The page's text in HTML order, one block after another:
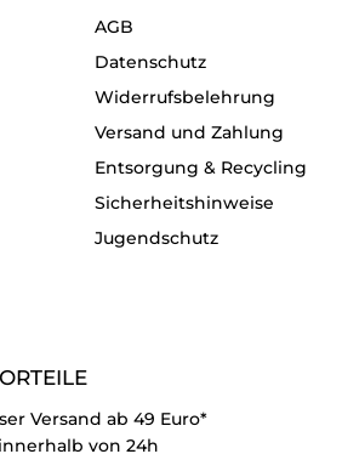
AGB
Datenschutz
Widerrufsbelehrung
Versand und Zahlung
Entsorgung & Recycling
Sicherheitshinweise
Jugendschutz
Versand ab 49 Euro*
von 24h